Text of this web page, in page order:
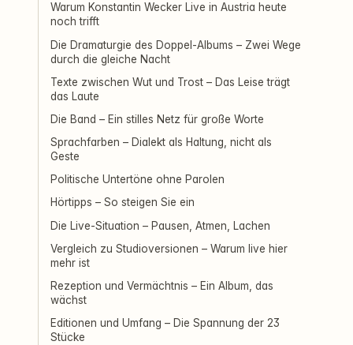
Warum Konstantin Wecker Live in Austria heute
noch trifft
Die Dramaturgie des Doppel-Albums – Zwei Wege
durch die gleiche Nacht
Texte zwischen Wut und Trost – Das Leise trägt
das Laute
Die Band – Ein stilles Netz für große Worte
Sprachfarben – Dialekt als Haltung, nicht als
Geste
Politische Untertöne ohne Parolen
Hörtipps – So steigen Sie ein
Die Live-Situation – Pausen, Atmen, Lachen
Vergleich zu Studioversionen – Warum live hier
mehr ist
Rezeption und Vermächtnis – Ein Album, das
wächst
Editionen und Umfang – Die Spannung der 23
Stücke